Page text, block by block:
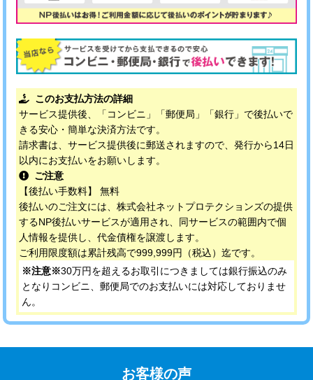
このお支払方法の詳細
サービス提供後、「コンビニ」「郵便局」「銀行」で後払いで
きる安心・簡単な決済方法です。
請求書は、サービス提供後に郵送されますので、発行から14日
以内にお支払いをお願いします。
ご注意
【後払い手数料】 無料
後払いのご注文には、株式会社ネットプロテクションズの提供
するNP後払いサービスが適用され、同サービスの範囲内で個
人情報を提供し、代金債権を譲渡します。
ご利用限度額は累計残高で999,999円（税込）迄です。
※注意※30万円を超えるお取引につきましては銀行振込のみ
となりコンビニ、郵便局でのお支払いには対応しておりませ
ん。
お客様の声